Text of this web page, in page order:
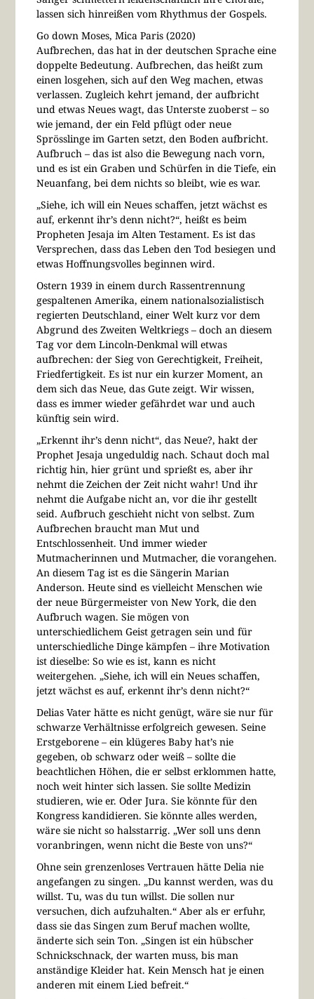
lassen sich hinreißen vom Rhythmus der Gospels.
Go down Moses, Mica Paris (2020)
Aufbrechen, das hat in der deutschen Sprache eine
doppelte Bedeutung. Aufbrechen, das heißt zum
einen losgehen, sich auf den Weg machen, etwas
verlassen. Zugleich kehrt jemand, der aufbricht
und etwas Neues wagt, das Unterste zuoberst – so
wie jemand, der ein Feld pflügt oder neue
Sprösslinge im Garten setzt, den Boden aufbricht.
Aufbruch – das ist also die Bewegung nach vorn,
und es ist ein Graben und Schürfen in die Tiefe, ein
Neuanfang, bei dem nichts so bleibt, wie es war.
„Siehe, ich will ein Neues schaffen, jetzt wächst es
auf, erkennt ihr’s denn nicht?“, heißt es beim
Propheten Jesaja im Alten Testament. Es ist das
Versprechen, dass das Leben den Tod besiegen und
etwas Hoffnungsvolles beginnen wird.
Ostern 1939 in einem durch Rassentrennung
gespaltenen Amerika, einem nationalsozialistisch
regierten Deutschland, einer Welt kurz vor dem
Abgrund des Zweiten Weltkriegs – doch an diesem
Tag vor dem Lincoln-Denkmal will etwas
aufbrechen: der Sieg von Gerechtigkeit, Freiheit,
Friedfertigkeit. Es ist nur ein kurzer Moment, an
dem sich das Neue, das Gute zeigt. Wir wissen,
dass es immer wieder gefährdet war und auch
künftig sein wird.
„Erkennt ihr’s denn nicht“, das Neue?, hakt der
Prophet Jesaja ungeduldig nach. Schaut doch mal
richtig hin, hier grünt und sprießt es, aber ihr
nehmt die Zeichen der Zeit nicht wahr! Und ihr
nehmt die Aufgabe nicht an, vor die ihr gestellt
seid. Aufbruch geschieht nicht von selbst. Zum
Aufbrechen braucht man Mut und
Entschlossenheit. Und immer wieder
Mutmacherinnen und Mutmacher, die vorangehen.
An diesem Tag ist es die Sängerin Marian
Anderson. Heute sind es vielleicht Menschen wie
der neue Bürgermeister von New York, die den
Aufbruch wagen. Sie mögen von
unterschiedlichem Geist getragen sein und für
unterschiedliche Dinge kämpfen – ihre Motivation
ist dieselbe: So wie es ist, kann es nicht
weitergehen. „Siehe, ich will ein Neues schaffen,
jetzt wächst es auf, erkennt ihr’s denn nicht?“
Delias Vater hätte es nicht genügt, wäre sie nur für
schwarze Verhältnisse erfolgreich gewesen. Seine
Erstgeborene – ein klügeres Baby hat’s nie
gegeben, ob schwarz oder weiß – sollte die
beachtlichen Höhen, die er selbst erklommen hatte,
noch weit hinter sich lassen. Sie sollte Medizin
studieren, wie er. Oder Jura. Sie könnte für den
Kongress kandidieren. Sie könnte alles werden,
wäre sie nicht so halsstarrig. „Wer soll uns denn
voranbringen, wenn nicht die Beste von uns?“
Ohne sein grenzenloses Vertrauen hätte Delia nie
angefangen zu singen. „Du kannst werden, was du
willst. Tu, was du tun willst. Die sollen nur
versuchen, dich aufzuhalten.“ Aber als er erfuhr,
dass sie das Singen zum Beruf machen wollte,
änderte sich sein Ton. „Singen ist ein hübscher
Schnickschnack, der warten muss, bis man
anständige Kleider hat. Kein Mensch hat je einen
anderen mit einem Lied befreit.“